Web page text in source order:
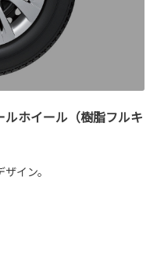
ホイール（樹脂フルキ
イン。